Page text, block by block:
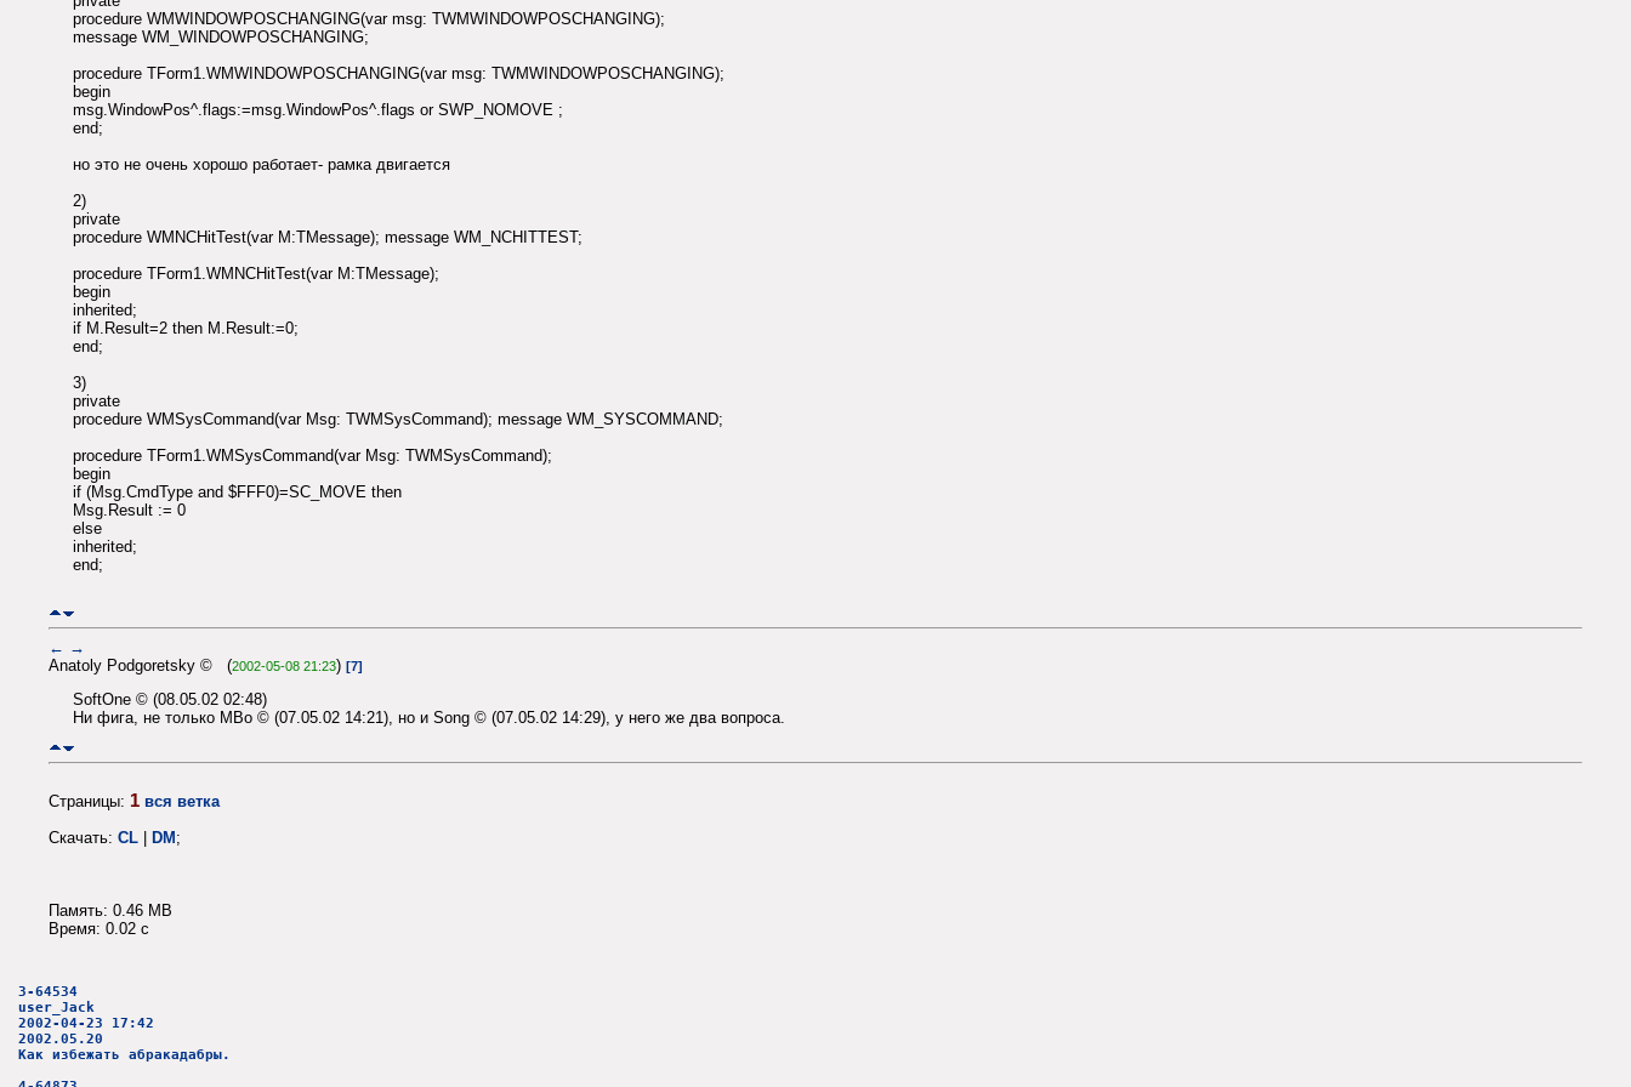
procedure WMWINDOWPOSCHANGING(var msg: TWMWINDOWPOSCHANGING);
message WM_WINDOWPOSCHANGING;
procedure TForm1.WMWINDOWPOSCHANGING(var msg: TWMWINDOWPOSCHANGING);
begin
msg.WindowPos^.flags:=msg.WindowPos^.flags or SWP_NOMOVE ;
end;
но это не очень хорошо работает- рамка двигается
2)
private
procedure WMNCHitTest(var M:TMessage); message WM_NCHITTEST;
procedure TForm1.WMNCHitTest(var M:TMessage);
begin
inherited;
if M.Result=2 then M.Result:=0;
end;
3)
private
procedure WMSysCommand(var Msg: TWMSysCommand); message WM_SYSCOMMAND;
procedure TForm1.WMSysCommand(var Msg: TWMSysCommand);
begin
if (Msg.CmdType and $FFF0)=SC_MOVE then
Msg.Result := 0
else
inherited;
end;
← →
Anatoly Podgoretsky © (2002-05-08 21:23) [7]
SoftOne © (08.05.02 02:48)
Ни фига, не только MBo © (07.05.02 14:21), но и Song © (07.05.02 14:29), у него же два вопроса.
Страницы: 1 вся ветка
Скачать: CL | DM;
Память: 0.46 MB
Время: 0.02 c
3-64534
user_Jack
2002-04-23 17:42
2002.05.20
Как избежать абракадабры.